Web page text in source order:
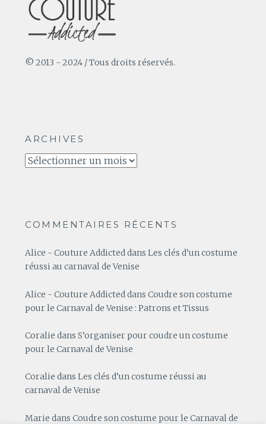
© 2013 - 2024 / Tous droits réservés.
ARCHIVES
Archives
COMMENTAIRES RÉCENTS
Alice - Couture AddicteddansLes clés d’un costume
réussi au carnaval de Venise
Alice - Couture Addicted dansCoudre son costume
pour le Carnaval de Venise : Patrons et Tissus
Coralie dansS’organiser pour coudre un costume
pour le Carnaval de Venise
Coralie dansLes clés d’un costume réussi au
carnaval de Venise
Marie dansCoudre son costume pour le Carnaval de